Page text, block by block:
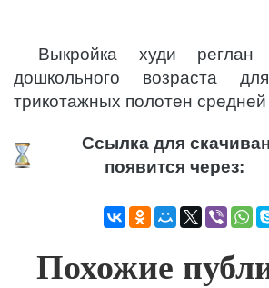
Выкройка худи
дошкольного возраста
трикотажных полотен средней
Ссылка для
появится через:
Похожие